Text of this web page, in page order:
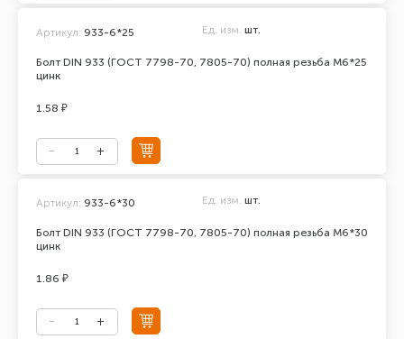
Болт DIN 933 (ГОСТ 7798-70, 7805-70) полная резьба М6*25
цинк
Артикул: 933-6*25 Ед. изм. шт.
1.58 ₽
Болт DIN 933 (ГОСТ 7798-70, 7805-70) полная резьба М6*30
цинк
Артикул: 933-6*30 Ед. изм. шт.
1.86 ₽